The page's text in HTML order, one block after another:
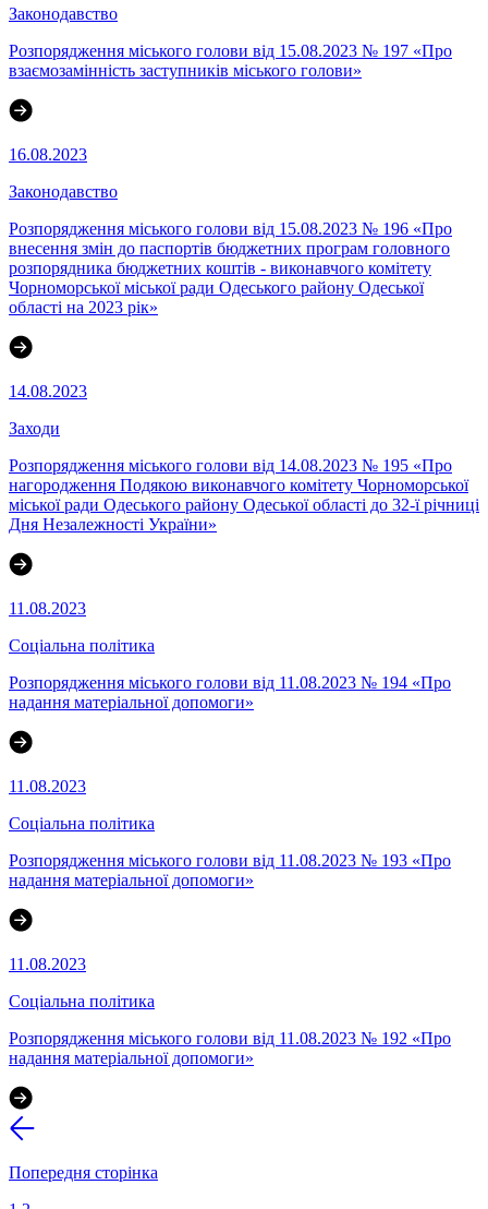
Законодавство
Розпорядження міського голови від 15.08.2023 № 197 «Про
взаємозамінність заступників міського голови»
16.08.2023
Законодавство
Розпорядження міського голови від 15.08.2023 № 196 «Про
внесення змін до паспортів бюджетних програм головного
розпорядника бюджетних коштів - виконавчого комітету
Чорноморської міської ради Одеського району Одеської
області на 2023 рік»
14.08.2023
Заходи
Розпорядження міського голови від 14.08.2023 № 195 «Про
нагородження Подякою виконавчого комітету Чорноморської
міської ради Одеського району Одеської області до 32-ї річниці
Дня Незалежності України»
11.08.2023
Соціальна політика
Розпорядження міського голови від 11.08.2023 № 194 «Про
надання матеріальної допомоги»
11.08.2023
Соціальна політика
Розпорядження міського голови від 11.08.2023 № 193 «Про
надання матеріальної допомоги»
11.08.2023
Соціальна політика
Розпорядження міського голови від 11.08.2023 № 192 «Про
надання матеріальної допомоги»
Попередня сторінка